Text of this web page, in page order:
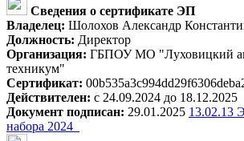
Сведения о сертификате ЭП
Владелец: Шолохов Александр
Должность: Директор
Организация: ГБПОУ МО "Луховицкий
техникум"
Сертификат:
Действителен: с 24.09.2024 до 18.12.2025
Документ подписан: 29.01.2025 13.02.13
набора 2024_